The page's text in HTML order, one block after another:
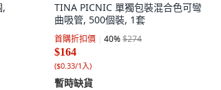
,
TINA PICNIC 單獨包裝混合色可彎
曲吸管, 500個裝, 1套
首購折扣價 40%$274
$164
($0.33/1入)
暫時缺貨